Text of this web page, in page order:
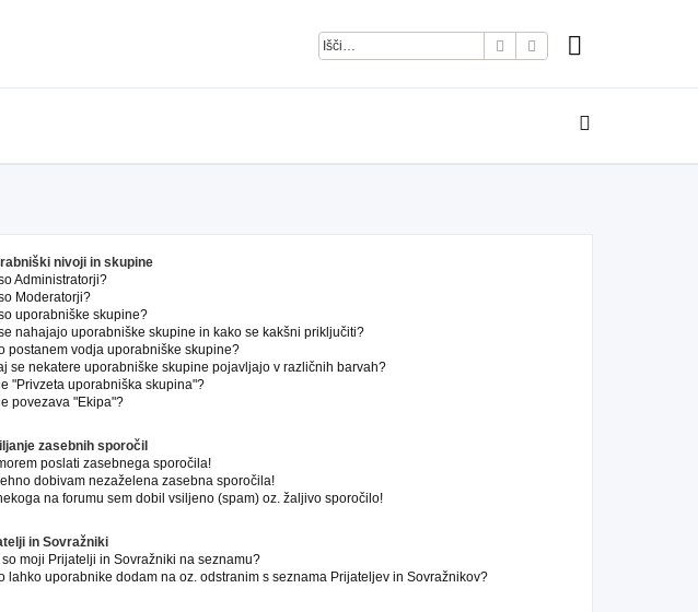
IskanjeNapredno iskanje
nivoji in skupine
Administratorji?
Moderatorji?
uporabniške skupine?
nahajajo uporabniške skupine in kako se kakšni priključiti?
postanem vodja uporabniške skupine?
se nekatere uporabniške skupine pojavljajo v različnih barvah?
"Privzeta uporabniška skupina"?
povezava "Ekipa"?
zasebnih sporočil
poslati zasebnega sporočila!
dobivam nezaželena zasebna sporočila!
na forumu sem dobil vsiljeno (spam) oz. žaljivo sporočilo!
in Sovražniki
so moji Prijatelji in Sovražniki na seznamu?
lahko uporabnike dodam na oz. odstranim s seznama Prijateljev in Sovražnikov?